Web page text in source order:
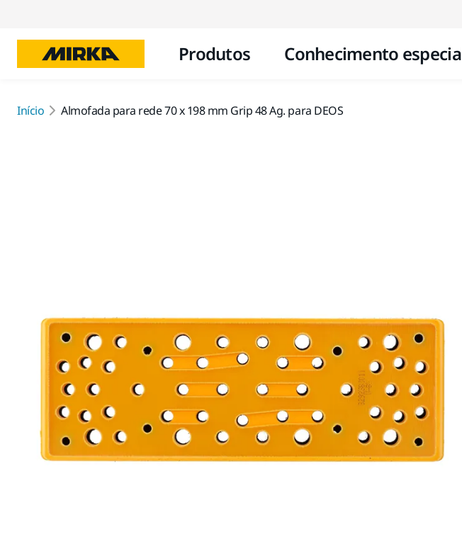
Produtos Conhecimento
Início Almofada para rede 70 x 198 mm Grip 48 Ag. para DEOS